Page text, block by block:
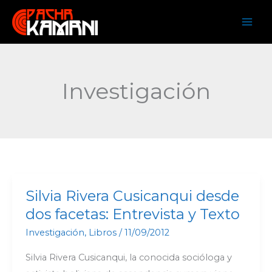
Investigación
Silvia Rivera Cusicanqui desde
dos facetas: Entrevista y Texto
Investigación, Libros/11/09/2012
Silvia Rivera Cusicanqui, la conocida socióloga y
Silvia
Rivera
Cusicanqui
dos